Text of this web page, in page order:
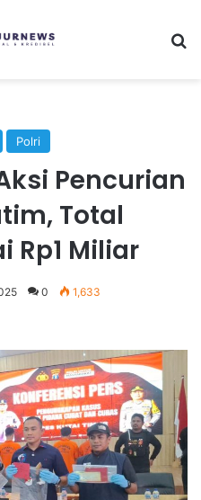
Polri
Pencurian
Total
Rp1 Miliar
0 1,633